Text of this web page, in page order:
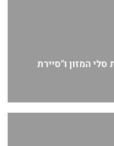
המזון ו"סיירת